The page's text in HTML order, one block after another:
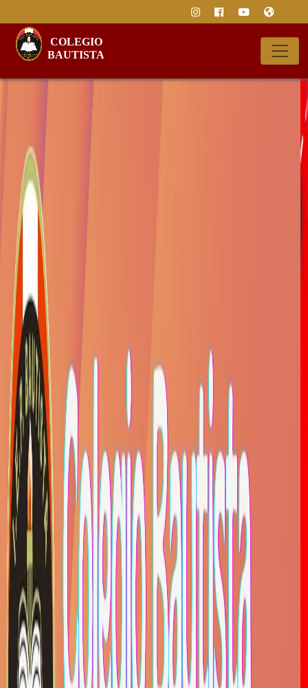
COLEGIO
BAUTISTA